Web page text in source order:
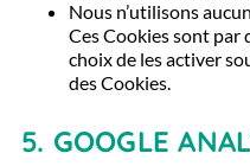
Nous n’utilisons
Ces Cookies sont par
choix de les activer
des Cookies.
5. GOOGLE